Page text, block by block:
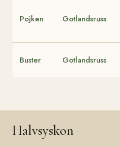
Pojken Gotlandsruss
Buster Gotlandsruss
Halvsyskon